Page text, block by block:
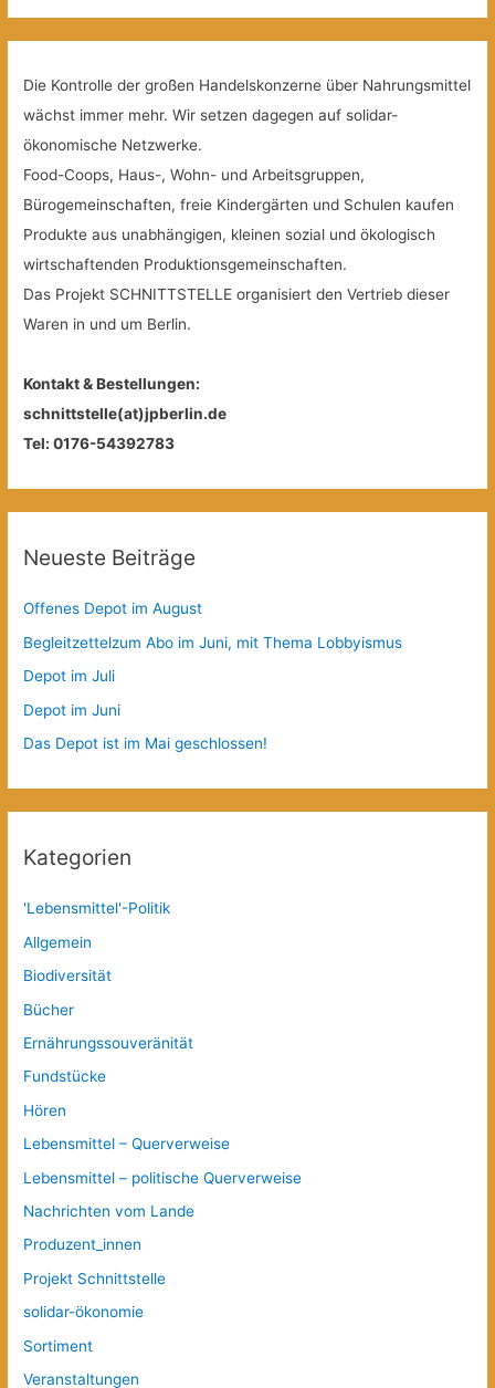
Die Kontrolle der großen Handelskonzerne über Nahrungsmittel
wächst immer mehr. Wir setzen dagegen auf solidar-
ökonomische Netzwerke.
Food-Coops, Haus-, Wohn- und Arbeitsgruppen,
Bürogemeinschaften, freie Kindergärten und Schulen kaufen
Produkte aus unabhängigen, kleinen sozial und ökologisch
wirtschaftenden Produktionsgemeinschaften.
Das Projekt SCHNITTSTELLE organisiert den Vertrieb dieser
Waren in und um Berlin.
Kontakt & Bestellungen:
schnittstelle(at)jpberlin.de
Tel: 0176-54392783
Neueste Beiträge
Offenes Depot im August
Begleitzettelzum Abo im Juni, mit Thema Lobbyismus
Depot im Juli
Depot im Juni
Das Depot ist im Mai geschlossen!
Kategorien
'Lebensmittel'-Politik
Allgemein
Biodiversität
Bücher
Ernährungssouveränität
Fundstücke
Hören
Lebensmittel – Querverweise
Lebensmittel – politische Querverweise
Nachrichten vom Lande
Produzent_innen
Projekt Schnittstelle
solidar-ökonomie
Sortiment
Veranstaltungen